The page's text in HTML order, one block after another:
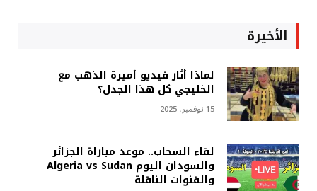
الأخيرة
لماذا أثار فيديو أميرة الذهب مع
الخليجي كل هذا الجدل؟
15 نوفمبر، 2025
لقاء السحاب.. موعد مباراة الجزائر
والسودان اليوم Algeria vs Sudan
والقنوات الناقلة